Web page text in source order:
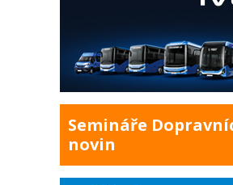
Semináře
novin